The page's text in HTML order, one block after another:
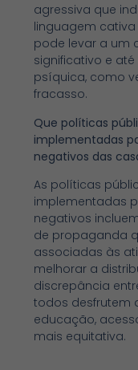
agressiva que
linguagem
pode levar a um
significativo e
psíquica, como
fracasso.
Que políticas
implementadas
negativos das
As políticas
implementadas
negativos
de propaganda
associadas às
melhorar a
discrepância
todos desfrutem
educação,
mais equitativa.